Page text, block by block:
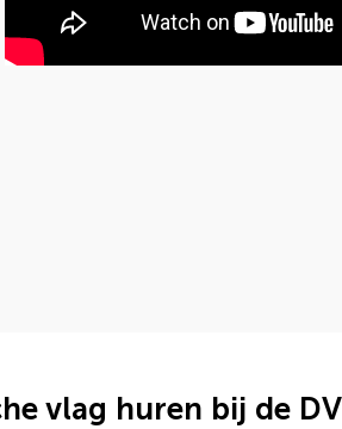
vlag huren bij de